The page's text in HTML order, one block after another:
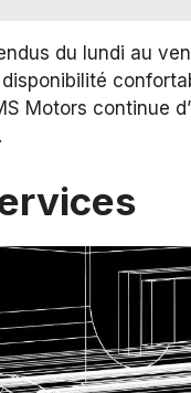
du lundi au
Motors continue